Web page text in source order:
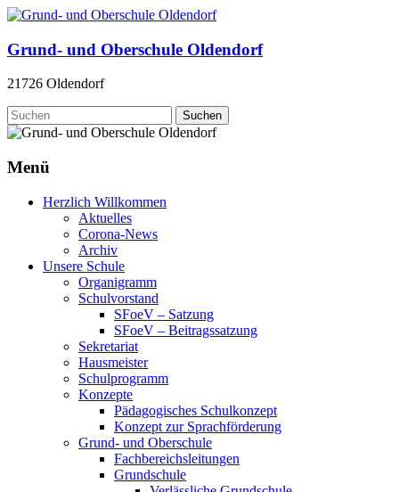
Zum
springen
Grund- und Oberschule Oldendorf
21726 Oldendorf
Menü
Herzlich Willkommen
Aktuelles
Corona-News
Archiv
Unsere Schule
Organigramm
Schulvorstand
SFoeV – Satzung
SFoeV – Beitragssatzung
Sekretariat
Hausmeister
Schulprogramm
Konzepte
Pädagogisches Schulkonzept
Konzept zur Sprachförderung
Grund- und Oberschule
Fachbereichsleitungen
Grundschule